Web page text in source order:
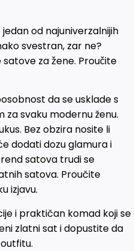
od najuniverzalnijih
svestran, zar ne?
za žene. Proučite
da se usklade s
svaku modernu ženu.
Bez obzira nosite li
dodati dozu glamura i
satova trudi se
satova. Proučite
izjavu.
i praktičan komad koji se
zlatni sat i dopustite da